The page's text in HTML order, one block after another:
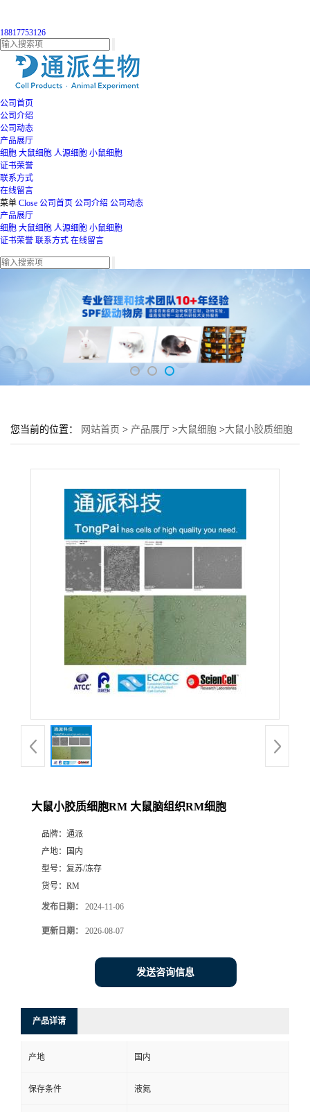
18817753126
公司首页
公司介绍
公司动态
产品展厅
细胞 大鼠细胞 人源细胞 小鼠细胞
证书荣誉
联系方式
在线留言
菜单 Close 公司首页 公司介绍 公司动态
产品展厅
细胞 大鼠细胞 人源细胞 小鼠细胞
证书荣誉 联系方式 在线留言
您当前的位置： 网站首页 > 产品展厅 >大鼠细胞 >大鼠小胶质细胞
大鼠小胶质细胞RM 大鼠脑组织RM细胞
品牌： 通派
产地：
国内
型号： 复苏/冻存
货号： RM
发布日期： 2024-11-06
更新日期： 2026-08-07
发送咨询信息
产品详请
产地 国内
保存条件 液氮